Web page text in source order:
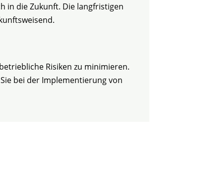
in die Zukunft. Die langfristigen
Risiken zu minimieren.
bei der Implementierung von